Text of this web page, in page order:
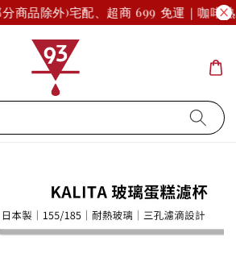
商品除外)宅配、超商 699 免運｜咖啡熟